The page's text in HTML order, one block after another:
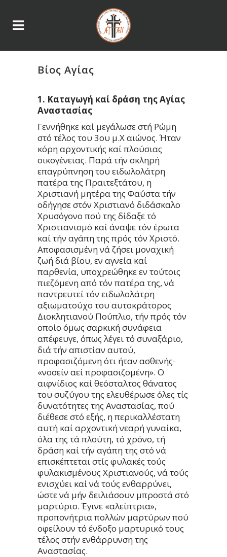
Βίος Αγίας
1. Καταγωγή καί δράση της Αγίας
Αναστασίας
Γεννήθηκε καί μεγάλωσε στή Ρώμη
στό τέλος του 3ου μ.Χ αιώνος. Ήταν
κόρη αρχοντικής καί πλούσιας
οικογένειας. Παρά τήν σκληρή
επαγρύπνηση του ειδωλολάτρη
πατέρα της Πραιτεξτάτου, η
Χριστιανή μητέρα της Φαύστα τήν
οδήγησε στόν Χριστιανό διδάσκαλο
Χρυσόγονο πού της δίδαξε τό
Χριστιανισμό καί άναψε τόν έρωτα
καί τήν αγάπη της πρός τόν Χριστό.
Αποφασισμένη νά ζήσει μοναχική
ζωή διά βίου, εν αγνεία καί
παρθενία, υποχρεώθηκε εν τούτοις
πιεζόμενη από τόν πατέρα της, νά
παντρευτεί τόν ειδωλολάτρη
αξιωματούχο του αυτοκράτορος
Διοκλητιανού Πούπλιο, τήν πρός τόν
οποίο όμως σαρκική συνάφεια
απέφευγε, όπως λέγει τό συναξάριο,
διά τήν απιστίαν αυτού,
προφασιζόμενη ότι ήταν ασθενής·
«νοσείν αεί προφασιζομένη». Ο
αιφνίδιος καί θεόσταλτος θάνατος
του συζύγου της ελευθέρωσε όλες τίς
δυνατότητες της Αναστασίας, πού
διέθεσε στό εξής, η περικαλλέστατη
αυτή καί αρχοντική νεαρή γυναίκα,
όλα της τά πλούτη, τό χρόνο, τή
δράση καί τήν αγάπη της στό νά
επισκέπτεται στίς φυλακές τούς
φυλακισμένους Χριστιανούς, νά τούς
ενισχύει καί νά τούς ενθαρρύνει,
ώστε νά μήν δειλιάσουν μπροστά στό
μαρτύριο. Έγινε «αλείπτρια»,
προπονήτρια πολλών μαρτύρων πού
οφείλουν τό ένδοξο μαρτυρικό τους
τέλος στήν ενθάρρυνση της
Αναστασίας.